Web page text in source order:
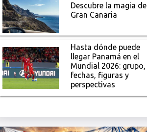
Descubre la magia de
Gran Canaria
Hasta dónde puede
llegar Panamá en el
Mundial 2026: grupo,
fechas, figuras y
perspectivas